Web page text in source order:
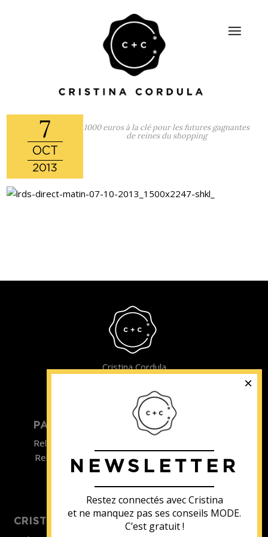
7
OCT
2013
1000 euros à la clé pour les futures gagnantes
de reines du shopping
Cristina Cordula
PARTICULIER
Relooking homme
Relooking femme
ENTREPRISE
ENTREPRISE
Formations
CRISTINA SOUTIENT
NEWSLETTER
Restez connectés avec Cristina
et ne manquez pas ses conseils MODE.
C’est gratuit !